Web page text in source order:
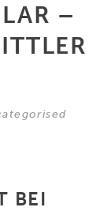
–
BEI